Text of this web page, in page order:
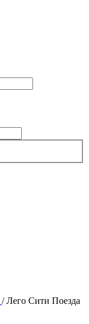
/Лего Сити Поезда